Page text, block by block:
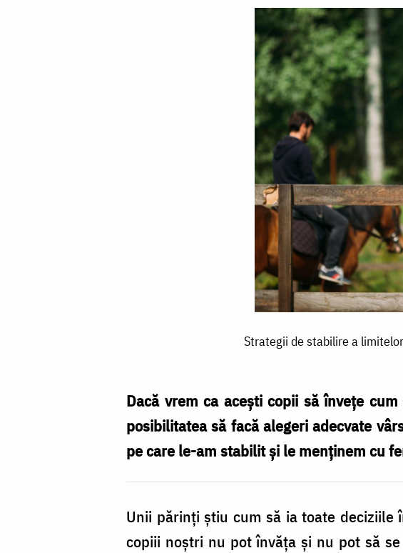
Strategii de stabilire a
Dacă vrem ca acești copii să învețe
posibilitatea să facă alegeri adecvate
pe care le-am stabilit și le menținem cu
Unii părinți știu cum să ia toate
copiii noștri nu pot învăța și nu pot să